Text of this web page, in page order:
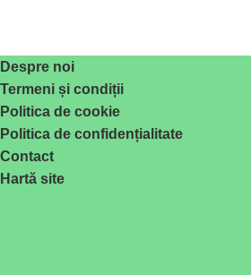
Despre noi
Termeni și condiții
Politica de cookie
Politica de confidențialitate
Contact
Hartă site